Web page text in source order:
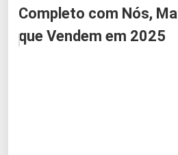
Completo com Nós,
que Vendem em 2025